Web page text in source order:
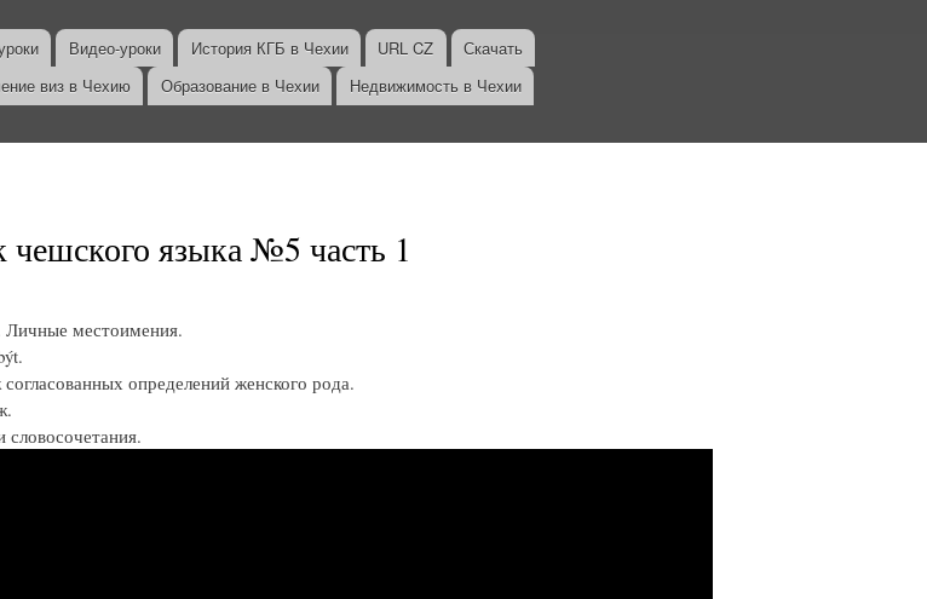
Видео-уроки История КГБ в Чехии URL CZ
Скачать
виз в Чехию Образование в Чехии
Недвижимость в Чехии
чешского языка №5 часть 1
Личные местоимения.
определений женского рода.
словосочетания.